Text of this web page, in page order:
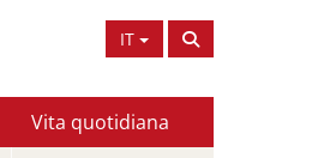
IT
Vita quotidiana